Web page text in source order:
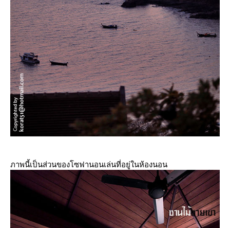
ภาพนี้เป็นส่วนของโซฟานอนเล่นที่อยู่ในห้องนอน